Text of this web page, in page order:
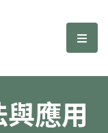
期刊 選
應用